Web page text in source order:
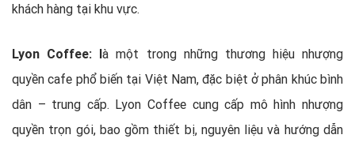
khách hàng tại khu vực.
Lyon Coffee: là một trong những thương hiệu nhượng
quyền cafe phổ biến tại Việt Nam, đặc biệt ở phân khúc bình
dân – trung cấp. Lyon Coffee cung cấp mô hình nhượng
quyền trọn gói, bao gồm thiết bị, nguyên liệu và hướng dẫn